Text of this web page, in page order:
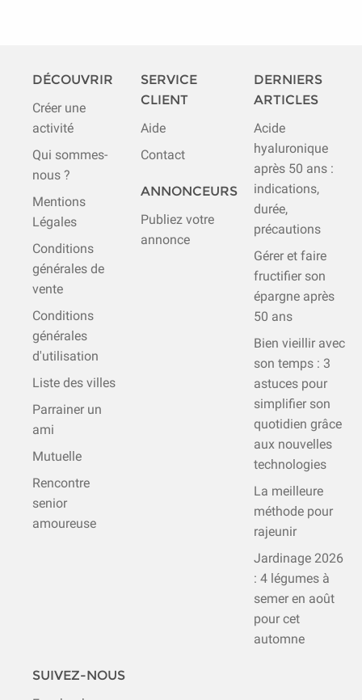
DÉCOUVRIR
Créer une
activité
Qui sommes-
nous ?
Mentions
Légales
Conditions
générales de
vente
Conditions
générales
d'utilisation
Liste des villes
Parrainer un
ami
Mutuelle
Rencontre
senior
amoureuse
SERVICE
CLIENT
Aide
Contact
ANNONCEURS
Publiez votre
annonce
DERNIERS
ARTICLES
Acide
hyaluronique
après 50 ans :
indications,
durée,
précautions
Gérer et faire
fructifier son
épargne après
50 ans
Bien vieillir avec
son temps : 3
astuces pour
simplifier son
quotidien grâce
aux nouvelles
technologies
La meilleure
méthode pour
rajeunir
Jardinage 2026
: 4 légumes à
semer en août
pour cet
automne
SUIVEZ-NOUS